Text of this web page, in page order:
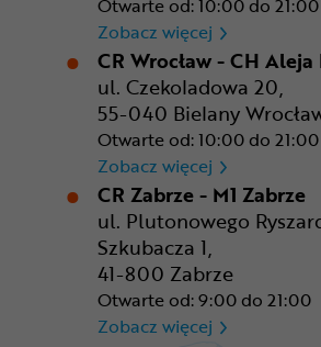
Otwarte od: 10:00 do 21:00
Zobacz więcej CR
CR Wrocław - CH
ul. Czekoladowa 20,
55-040 Bielany
Otwarte od: 10:00 do 21:00
Zobacz więcej CR
CR Zabrze - M1 Zabrze
ul. Plutonowego
Szkubacza 1,
41-800 Zabrze
Otwarte od: 9:00 do 21:00
Zobacz więcej CR Zabrze